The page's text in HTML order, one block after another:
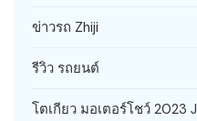
ข่าวรถ Zhiji
รีวิว รถยนต์
โตเกียว มอเตอร์โชว์ 2023